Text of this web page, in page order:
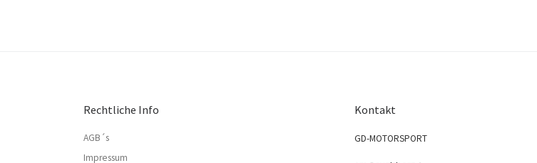
Rechtliche Info
AGB´s
Impressum
Kontakt
GD-MOTORSPORT